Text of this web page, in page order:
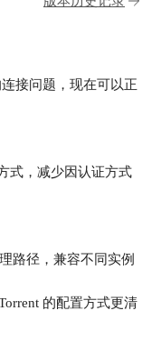
到 **
这
接问题，现在可以正
式，减少因认证方式
路径，兼容不同实例
的配置方式更清